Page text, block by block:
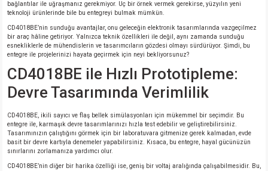
bağlantılar ile uğraşmanız gerekmiyor. Uç bir örnek vermek gerekirse, yüzyılın yeni
teknoloji ürünlerinde bile bu entegreyi bulmak mümkün.
CD4018BE’nin sunduğu avantajlar, onu geleceğin elektronik tasarımlarında vazgeçilmez
bir araç hâline getiriyor. Yalnızca teknik özellikleri ile değil, aynı zamanda sunduğu
esnekliklerle de mühendislerin ve tasarımcıların gözdesi olmayı sürdürüyor. Şimdi, bu
entegre ile projelerinizi hayata geçirmek için neyi bekliyorsunuz?
CD4018BE ile Hızlı Prototipleme:
Devre Tasarımında Verimlilik
CD4018BE, ikili sayıcı ve flaş bellek simülasyonları için mükemmel bir seçimdir. Bu
entegre ile, karmaşık devre tasarımlarınızı hızla test edebilir ve geliştirebilirsiniz.
Tasarımınızın çalıştığını görmek için bir laboratuvara gitmenize gerek kalmadan, evde
basit bir devre kartıyla denemeler yapabilirsiniz. Kısaca, bu entegre, hayal gücünüzün
sınırlarını zorlamanıza yardımcı olur.
CD4018BE’nin diğer bir harika özelliği ise, geniş bir voltaj aralığında çalışabilmesidir. Bu,